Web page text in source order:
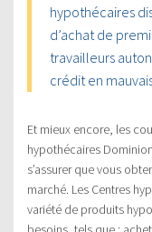
hypothécaires
d’achat de
travailleurs
crédit en
Et mieux encore, les
hypothécaires
s’assurer que vous
marché. Les Centres
variété de produits